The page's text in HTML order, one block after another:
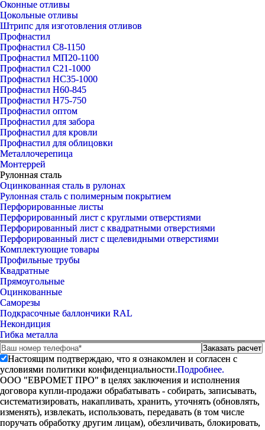
Оконные отливы
Цокольные отливы
Штрипс для изготовления отливов
Профнастил
Профнастил С8-1150
Профнастил МП20-1100
Профнастил С21-1000
Профнастил НС35-1000
Профнастил Н60-845
Профнастил Н75-750
Профнастил оптом
Профнастил для забора
Профнастил для кровли
Профнастил для облицовки
Металлочерепица
Монтеррей
Рулонная сталь
Оцинкованная сталь в рулонах
Рулонная сталь с полимерным покрытием
Перфорированные листы
Перфорированный лист с круглыми отверстиями
Перфорированный лист с квадратными отверстиями
Перфорированный лист с щелевидными отверстиями
Комплектующие товары
Профильные трубы
Квадратные
Прямоугольные
Оцинкованные
Саморезы
Подкрасочные баллончики RAL
Некондиция
Гибка металла
Настоящим подтверждаю, что я ознакомлен и согласен с
условиями политики конфиденциальности.Подробнее.
ООО "ЕВРОМЕТ ПРО" в целях заключения и исполнения
договора купли-продажи обрабатывать - собирать, записывать,
систематизировать, накапливать, хранить, уточнять (обновлять,
изменять), извлекать, использовать, передавать (в том числе
поручать обработку другим лицам), обезличивать, блокировать,